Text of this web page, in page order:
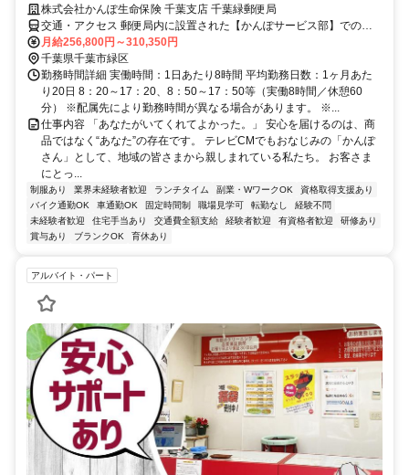
株式会社かんぽ生命保険 千葉支店 千葉緑郵便局
交通・アクセス 郵便局内に設置された【かんぽサービス部】での勤
務となります
月給256,800円～310,350円
千葉県千葉市緑区
勤務時間詳細 実働時間：1日あたり8時間 平均勤務日数：1ヶ月あた
り20日 8：20～17：20、8：50～17：50等（実働8時間／休憩60
分） ※配属先により勤務時間が異なる場合があります。 ※...
仕事内容 「あなたがいてくれてよかった。」 安心を届けるのは、商
品ではなく“あなた”の存在です。 テレビCMでもおなじみの「かんぽ
さん」として、地域の皆さまから親しまれている私たち。 お客さま
にとっ...
制服あり 業界未経験者歓迎 ランチタイム 副業・WワークOK
資格取得支援あり
バイク通勤OK
車通勤OK 固定時間制 職場見学可 転勤なし
経験不問
未経験者歓迎
住宅手当あり 交通費全額支給 経験者歓迎 有資格者歓迎
研修あり
賞与あり
ブランクOK 育休あり
アルバイト・パート